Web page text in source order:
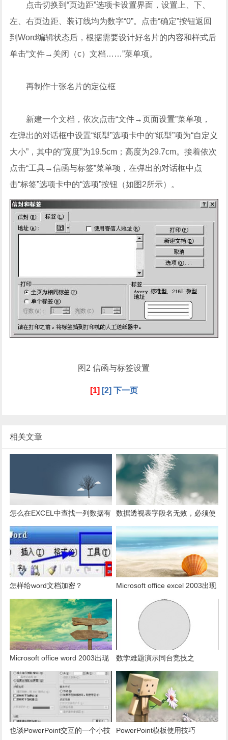
点击切换到“页边距”选项卡设置界面，设置上、下、
左、右页边距、装订线均为数字“0”。点击“确定”按钮返回
到Word编辑状态后，根据需要设计好名片的内容和样式后
单击“文件→关闭（c）文档……”菜单项。
再制作十张名片的定位框
新建一个文档，依次点击“文件→页面设置”菜单项，
在弹出的对话框中设置“纸型”选项卡中的“纸型”项为“自定义
大小”，其中的“宽度”为19.5cm；高度为29.7cm。接着依次
点击“工具→信函与标签”菜单项，在弹出的对话框中点
击“标签”选项卡中的“选项”按钮（如图2所示）。
图2 信函与标签设置
[1] [2] 下一页
相关文章
怎么在EXCEL中查找一列数据有
多少是重复的？
数据透视表字段名无效，必须使
用组合为带有标志列列表的数
据。
怎样给word文档加密？
Microsoft office excel 2003出现
发送错误报告怎么办？
Microsoft office word 2003出现
发送错误报告怎么办？
数学难题演示同台竞技之
PowerPoint篇
也谈PowerPoint交互的一个小技 PowerPoint模板使用技巧